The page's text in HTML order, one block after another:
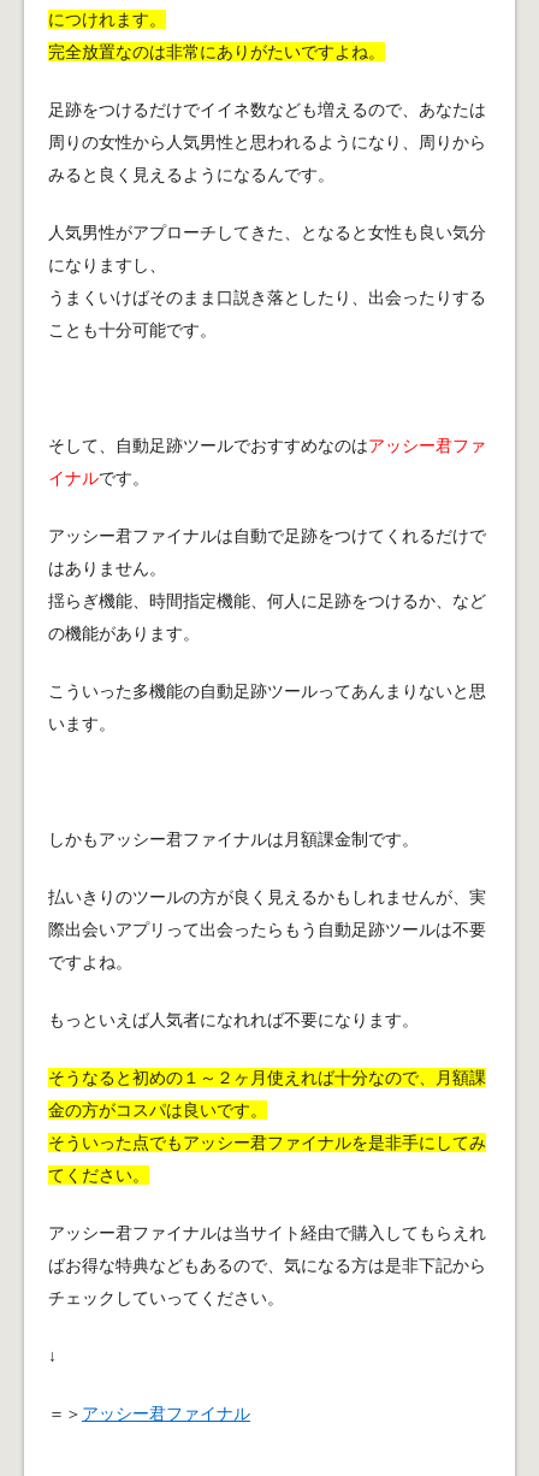
につけれます。
完全放置なのは非常にありがたいですよね。
足跡をつけるだけでイイネ数なども増えるので、あなたは
周りの女性から人気男性と思われるようになり、周りから
みると良く見えるようになるんです。
人気男性がアプローチしてきた、となると女性も良い気分
になりますし、
うまくいけばそのまま口説き落としたり、出会ったりする
ことも十分可能です。
そして、自動足跡ツールでおすすめなのはアッシー君ファ
イナルです。
アッシー君ファイナルは自動で足跡をつけてくれるだけで
はありません。
揺らぎ機能、時間指定機能、何人に足跡をつけるか、など
の機能があります。
こういった多機能の自動足跡ツールってあんまりないと思
います。
しかもアッシー君ファイナルは月額課金制です。
払いきりのツールの方が良く見えるかもしれませんが、実
際出会いアプリって出会ったらもう自動足跡ツールは不要
ですよね。
もっといえば人気者になれれば不要になります。
そうなると初めの１～２ヶ月使えれば十分なので、月額課
金の方がコスパは良いです。
そういった点でもアッシー君ファイナルを是非手にしてみ
てください。
アッシー君ファイナルは当サイト経由で購入してもらえれ
ばお得な特典などもあるので、気になる方は是非下記から
チェックしていってください。
↓
＝＞ アッシー君ファイナル